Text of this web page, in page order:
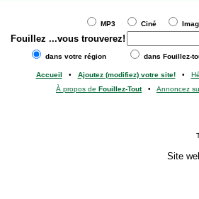
MP3 Ciné
Fouillez ...vous trouverez!
dans votre région dans Fouillez-
Accueil • Ajoutez (modifiez) votre site!•
À propos de Fouillez-Tout• Annoncez
Site